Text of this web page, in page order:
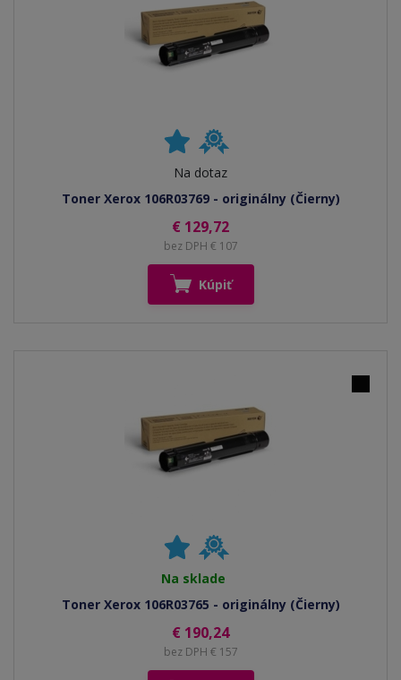
Na dotaz
Toner Xerox 106R03769 - originálny (Čierny)
€ 129,72
bez DPH € 107
Kúpiť
Na sklade
Toner Xerox 106R03765 - originálny (Čierny)
€ 190,24
bez DPH € 157